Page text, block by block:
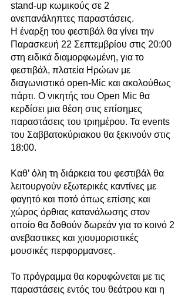
stand-up κωμικούς σε 2
ανεπανάληπτες παραστάσεις.
Η έναρξη του φεστιβάλ θα γίνει την
Παρασκευή 22 Σεπτεμβρίου στις 20:00
στη ειδικά διαμορφωμένη, για το
φεστιβάλ, πλατεία Ηρώων με
διαγωνιστικό open-Mic και ακολούθως
πάρτι. Ο νικητής του Open Mic θα
κερδίσει μια θέση στις επίσημες
παραστάσεις του τριημέρου. Τα events
του Σαββατοκύριακου θα ξεκινούν στις
18:00.
Καθ’ όλη τη διάρκεια του φεστιβάλ θα
λειτουργούν εξωτερικές καντίνες με
φαγητό και ποτό όπως επίσης και
χώρος όρθιας κατανάλωσης στον
οποίο θα δοθούν δωρεάν για το κοινό 2
ανεβαστικες και χιουμοριστικές
μουσικές περφορμανσες.
Το πρόγραμμα θα κορυφώνεται με τις
παραστάσεις εντός του θεάτρου και η